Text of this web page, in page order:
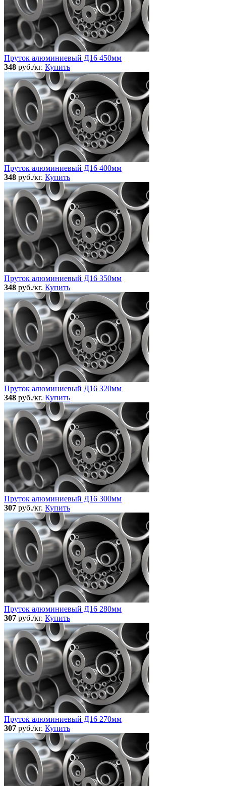
Пруток алюминиевый Д16 450мм
348 руб./кг. Купить
Пруток алюминиевый Д16 400мм
348 руб./кг. Купить
Пруток алюминиевый Д16 350мм
348 руб./кг. Купить
Пруток алюминиевый Д16 320мм
348 руб./кг. Купить
Пруток алюминиевый Д16 300мм
307 руб./кг. Купить
Пруток алюминиевый Д16 280мм
307 руб./кг. Купить
Пруток алюминиевый Д16 270мм
307 руб./кг. Купить